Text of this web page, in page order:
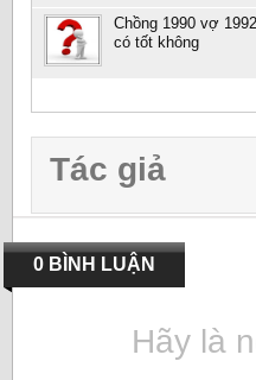
Chồng 1990 vợ
có tốt không
Tác giả
0 BÌNH LUẬN
Hãy là